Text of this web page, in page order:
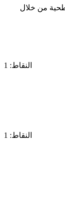
من خلال
النقاط: 1
النقاط: 1